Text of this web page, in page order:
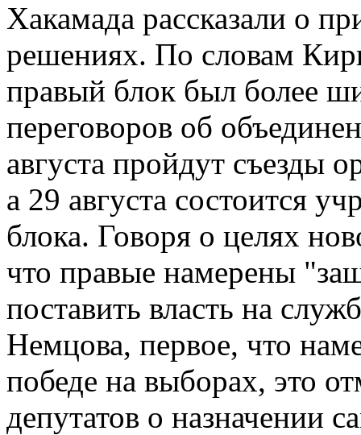
Хакамада рассказали о
решениях. По словам
правый блок был более
переговоров об
августа пройдут съезды
а 29 августа состоится
блока. Говоря о целях
что правые намерены
поставить власть на
Немцова, первое, что
победе на выборах, это
депутатов о назначении